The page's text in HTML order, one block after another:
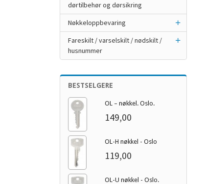
dørtilbehør og dørsikring
Nøkkeloppbevaring
Fareskilt / varselskilt / nødskilt /
husnummer
BESTSELGERE
OL – nøkkel. Oslo.
149,00
OL-H nøkkel - Oslo
119,00
OL-U nøkkel - Oslo.